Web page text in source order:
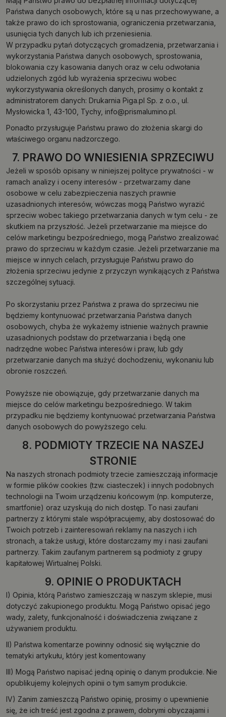
Państwa danych osobowych, które są u nas przechowywane, a
także prawo do ich sprostowania, ograniczenia przetwarzania,
usunięcia tych danych lub ich przeniesienia.
W przypadku pytań dotyczących gromadzenia, przetwarzania i
wykorzystania Państwa danych osobowych, sprostowania,
blokowania czy kasowania danych oraz w celu odwołania
udzielonych zgód lub wyrażenia sprzeciwu wobec
wykorzystywania określonych danych, prosimy o kontakt z
administratorem danych: Drukarnia Piga.pl Sp. z o.o., ul.
Mysłowicka 1, 43-100, Tychy, info@prismalumino.pl.
Ponadto przysługuje Państwu prawo do złożenia skargi do
właściwego organu nadzorczego.
7. PRAWO DO WNIESIENIA SPRZECIWU
Jeżeli w sposób opisany w niniejszej polityce prywatności - w
ramach analizy i oceny interesów - przetwarzamy dane
osobowe w celu zabezpieczenia naszych prawnie
uzasadnionych interesów, wówczas mogą Państwo wyrazić
sprzeciw wobec takiego przetwarzania danych w tym celu - ze
skutkiem na przyszłość. Jeżeli przetwarzanie ma miejsce do
celów marketingu bezpośredniego, mogą Państwo zrealizować
prawo do sprzeciwu w każdym czasie. Jeżeli przetwarzanie ma
miejsce w innych celach, przysługuje Państwu prawo do
złożenia sprzeciwu jedynie z przyczyn wynikających z Państwa
szczególnej sytuacji.
Po skorzystaniu przez Państwa z prawa do sprzeciwu nie
będziemy kontynuować przetwarzania Państwa danych
osobowych, chyba że wykażemy istnienie ważnych prawnie
uzasadnionych podstaw do przetwarzania i będą one
nadrzędne wobec Państwa interesów i praw, lub gdy
przetwarzanie danych ma służyć dochodzeniu, wykonaniu lub
obronie roszczeń.
Powyższe nie obowiązuje, gdy przetwarzanie danych ma
miejsce do celów marketingu bezpośredniego. W takim
przypadku nie będziemy kontynuować przetwarzania Państwa
danych osobowych do powyższego celu.
8. PODMIOTY TRZECIE NA NASZEJ
STRONIE
Na naszych stronach podmioty trzecie zamieszczają informacje
w formie plików cookies (tzw. ciasteczek) i innych podobnych
technologii na Twoim urządzeniu końcowym (np. komputerze,
smartfonie) oraz uzyskują do nich dostęp. To nasi zaufani
partnerzy z którymi stale współpracujemy, aby dostosować do
Twoich potrzeb i zainteresowań reklamy na naszych i ich
stronach, a także usługi, które dostarczamy my i nasi zaufani
partnerzy. Takim zaufanym partnerem są podmioty z grupy
kapitałowej Wirtualnej Polski.
9. OPINIE O PRODUKTACH
I) Opinia, którą Państwo zamieszczają w naszym sklepie, musi
dotyczyć zakupionego produktu. Mogą Państwo opisać jego
wady, zalety, funkcjonalność i doświadczenia związane z
używaniem produktu.
II) Państwa komentarze powinny odnosić się wyłącznie do
tematyki artykułu, który jest komentowany
III) Mogą Państwo napisać jedną opinię o danym produkcie. Nie
opublikujemy kolejnych opinii o tym samym produkcie.
IV) Zanim zamieszczą Państwo opinię, prosimy o upewnienie
się, że ich treść jest zgodna z prawem, dobrymi obyczajami i